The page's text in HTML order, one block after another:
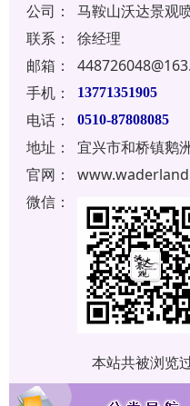
公司：
马鞍山沃达景观
联系：
徐经理
邮箱：
手机：
13771351905
电话： 0510-87808085
地址：
宜兴市和桥镇鹅
官网：
微信：
本站共被浏览